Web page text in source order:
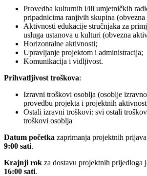
Provedba kulturnih i/ili umjetničkih
pripadnicima ranjivih skupina
Aktivnosti edukacije stručnjaka za
usluga ustanova u kulturi (obvezna
Horizontalne aktivnosti;
Upravljanje projektom i administracija;
Komunikacija i vidljivost.
Prihvatljivost troškova:
Izravni troškovi osoblja (osoblje
provedbu projekta i projektnih
Ostali izravni troškovi: svi ostali
troškovi osoblja
Datum početka zaprimanja projektnih
9:00 sati.
Krajnji rok za dostavu projektnih prijedloga
16:00 sati.